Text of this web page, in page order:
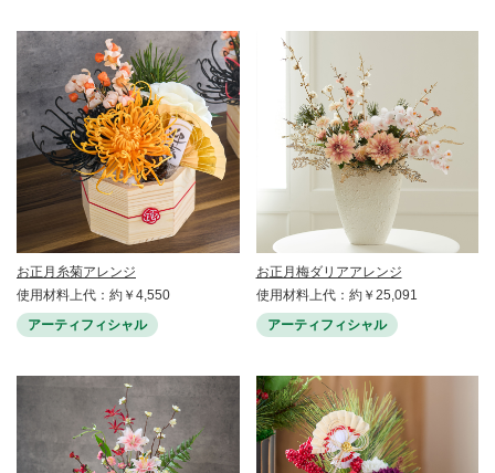
お正月糸菊アレンジ
使用材料上代：約￥4,550
アーティフィシャル
お正月梅ダリアアレンジ
使用材料上代：約￥25,091
アーティフィシャル